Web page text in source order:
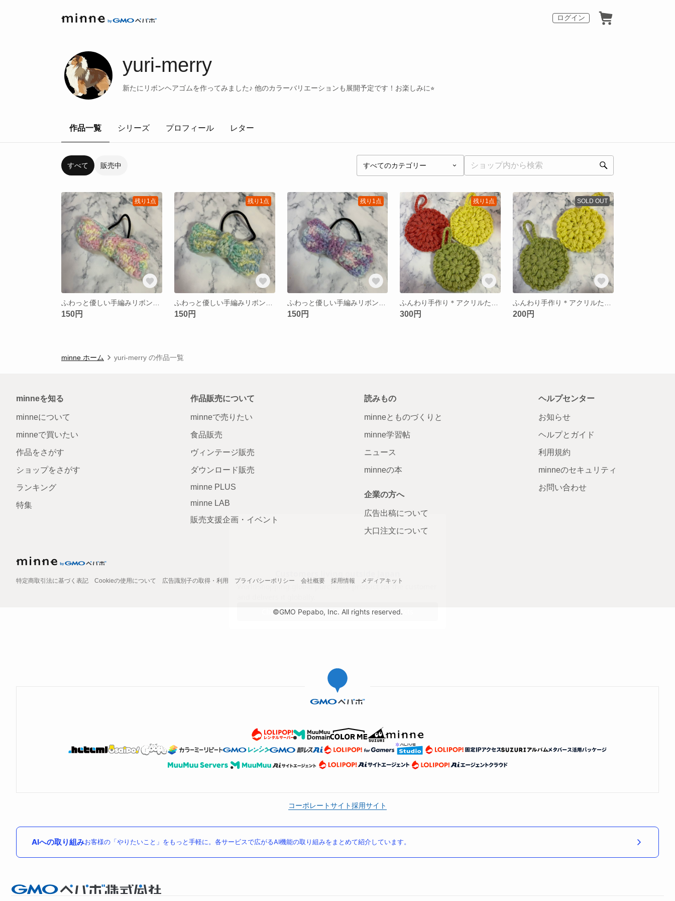
ログイン
yuri-merry
新たにリボンヘアゴムを作ってみました♪ 他のカラーバリエーションも展開予定です！お楽しみに⭐︎
作品一覧 シリーズ プロフィール レター
すべて 販売中
残り1点
150円
残り1点
150円
残り1点
150円
残り1点
300円
SOLD OUT
200円
minne ホーム yuri-merry の作品一覧
minneを知る
minneについて
minneで買いたい
作品をさがす
ショップをさがす
ランキング
特集
作品販売について
minneで売りたい
食品販売
ヴィンテージ販売
ダウンロード販売
minne PLUS
minne LAB
販売支援企画・イベント
読みもの
minneとものづくりと
minne学習帖
ニュース
minneの本
企業の方へ
広告出稿について
大口注文について
ヘルプセンター
お知らせ
ヘルプとガイド
利用規約
minneのセキュリティ
お問い合わせ
特定商取引法に基づく表記 Cookieの使用について 広告識別子の取得・利用 プライバシーポリシー 会社概要 採用情報 メディアキット
©GMO Pepabo, Inc. All rights reserved.
コーポレートサイト採用サイト
AIへの取り組みお客様の「やりたいこと」をもっと手軽に。各サービスで広がるAI機能の取り組みをまとめて紹介しています。